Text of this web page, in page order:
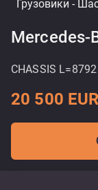
Грузовики -
Mercedes-
CHASSIS
20 500